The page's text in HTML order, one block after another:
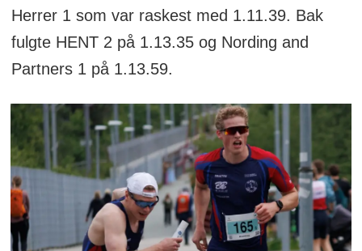
Herrer 1 som var raskest med 1.11.39. Bak
fulgte HENT 2 på 1.13.35 og Nording and
Partners 1 på 1.13.59.